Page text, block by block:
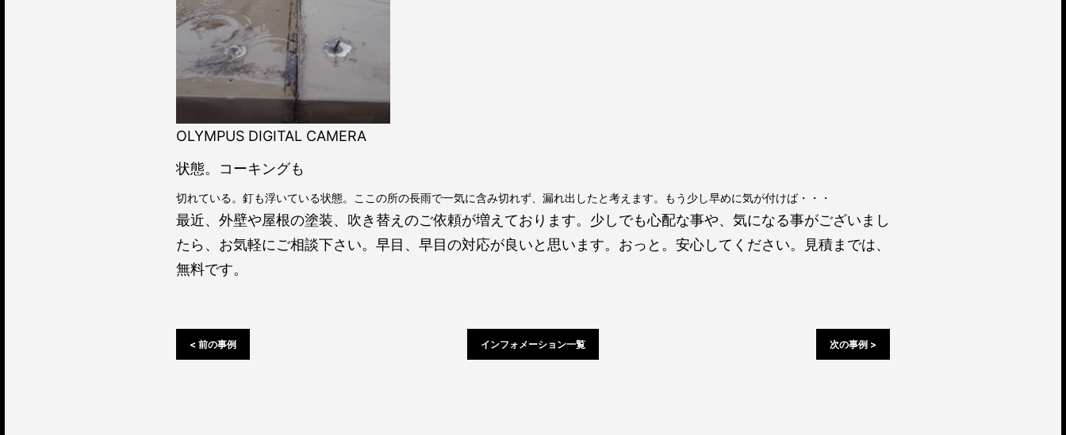
OLYMPUS DIGITAL CAMERA
状態。コーキングも
切れている。釘も浮いている状態。ここの所の長雨で一気に含み切れず、漏れ出したと考えます。もう少し早めに気が付けば・・・
最近、外壁や屋根の塗装、吹き替えのご依頼が増えております。少しでも心配な事や、気になる事がございまし
たら、お気軽にご相談下さい。早目、早目の対応が良いと思います。おっと。安心してください。見積までは、
無料です。
< 前の事例 インフォメーション一覧 次の事例 >